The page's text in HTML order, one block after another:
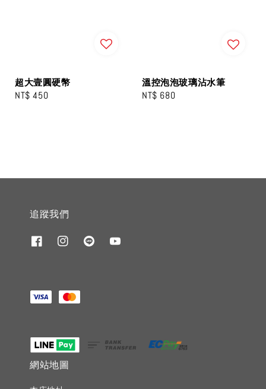
超大壹圓硬幣
Regular
NT$ 450
溫控泡泡玻璃沾水筆
Regular
NT$ 680
追蹤我們
網站地圖